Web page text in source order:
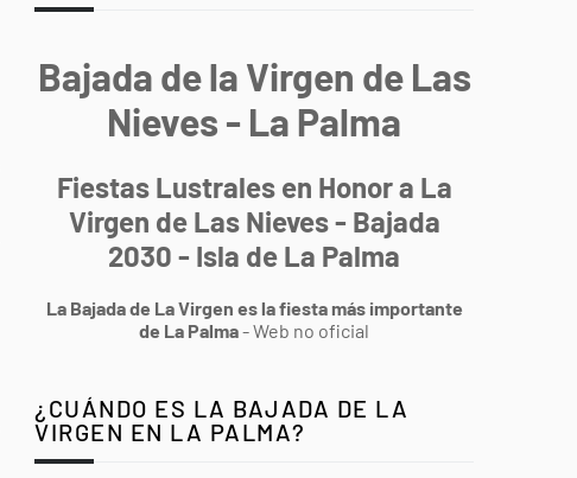
Bajada de la Virgen de Las
Nieves - La Palma
Fiestas Lustrales en Honor a La
Virgen de Las Nieves - Bajada
2030 - Isla de La Palma
La Bajada de La Virgen es la fiesta más importante
de La Palma- Web no oficial
¿CUÁNDO ES LA BAJADA DE LA
VIRGEN EN LA PALMA?